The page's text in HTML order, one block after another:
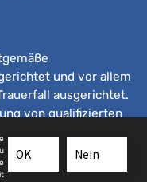
und vor allem
ausgerichtet.
von qualifizierten
Nein
OK